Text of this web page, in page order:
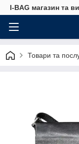
I-BAG магазин та
Товари та